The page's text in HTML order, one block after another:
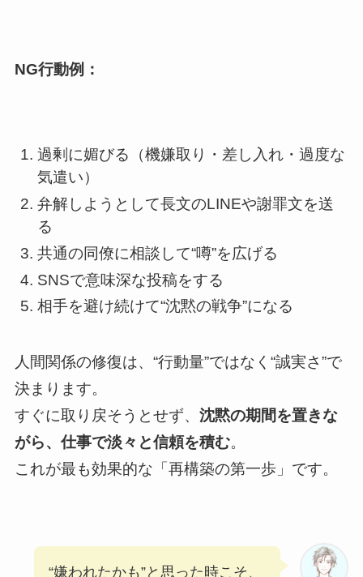
NG行動例：
過剰に媚びる（機嫌取り・差し入れ・過度な
気遣い）
弁解しようとして長文のLINEや謝罪文を送
る
共通の同僚に相談して“噂”を広げる
SNSで意味深な投稿をする
相手を避け続けて“沈黙の戦争”になる
人間関係の修復は、“行動量”ではなく“誠実さ”で
決まります。
すぐに取り戻そうとせず、 沈黙の期間を置きな
がら、仕事で淡々と信頼を積む。
これが最も効果的な「再構築の第一歩」です。
“嫌われたかも”と思った時こそ、